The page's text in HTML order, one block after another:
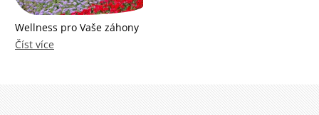
Wellness pro Vaše záhony
Číst více